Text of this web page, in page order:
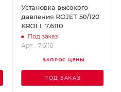
Установка высокого
давления ROJET 50/120
KROLL 7.6110
Под заказ
Арт. : 7.6110
ЗАПРОС ЦЕНЫ
ПОД ЗАКАЗ